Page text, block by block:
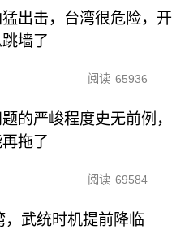
出击，台湾很危险，开
墙了
阅读 65936
的严峻程度史无前例，
拖了
阅读 69584
武统时机提前降临